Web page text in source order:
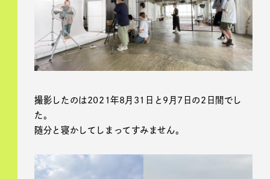
撮影したのは2021年8月31日と9月7日の2日間でし
た。
随分と寝かしてしまってすみません。